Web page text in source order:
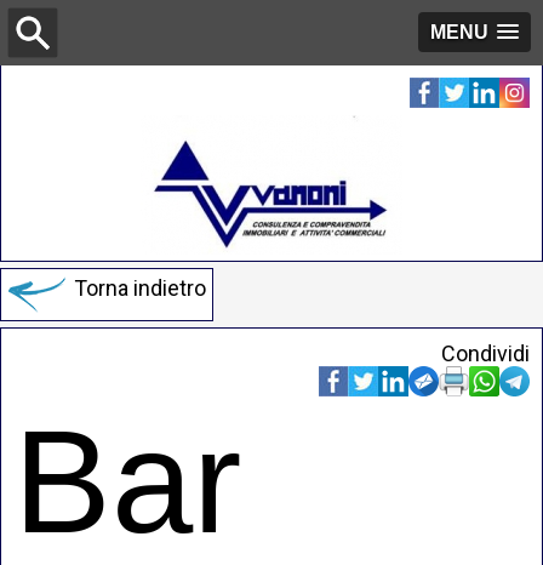
MENU
Torna indietro
Condividi
Bar